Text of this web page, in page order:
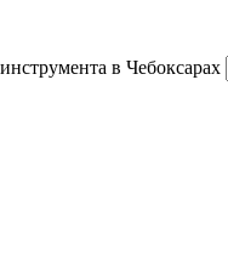
в Чебоксарах